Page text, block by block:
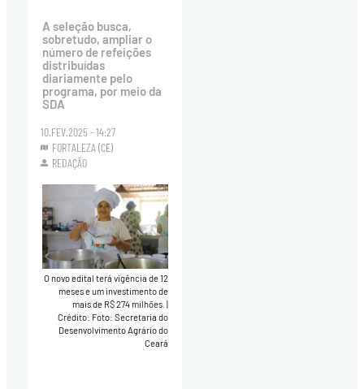
A seleção busca,
sobretudo, ampliar o
número de refeições
distribuídas
diariamente pelo
programa, por meio da
SDA
10.FEV.2025 - 14:27
FORTALEZA (CE)
REDAÇÃO
O novo edital terá vigência de 12
meses e um investimento de
mais de R$ 274 milhões.|
Crédito: Foto: Secretaria do
Desenvolvimento Agrário do
Ceará